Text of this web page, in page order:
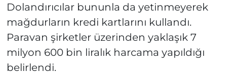
Dolandırıcılar bununla da yetinmeyerek
mağdurların kredi kartlarını kullandı.
Paravan şirketler üzerinden yaklaşık 7
milyon 600 bin liralık harcama yapıldığı
belirlendi.